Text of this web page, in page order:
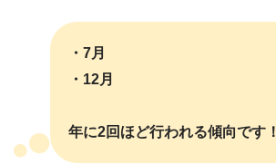
・7月
・12月
年に2回ほど行われる傾向です！